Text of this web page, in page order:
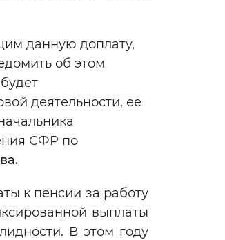
данную доплату,
об этом
деятельности, ее
СФР по
к пенсии за работу
выплаты
В этом году